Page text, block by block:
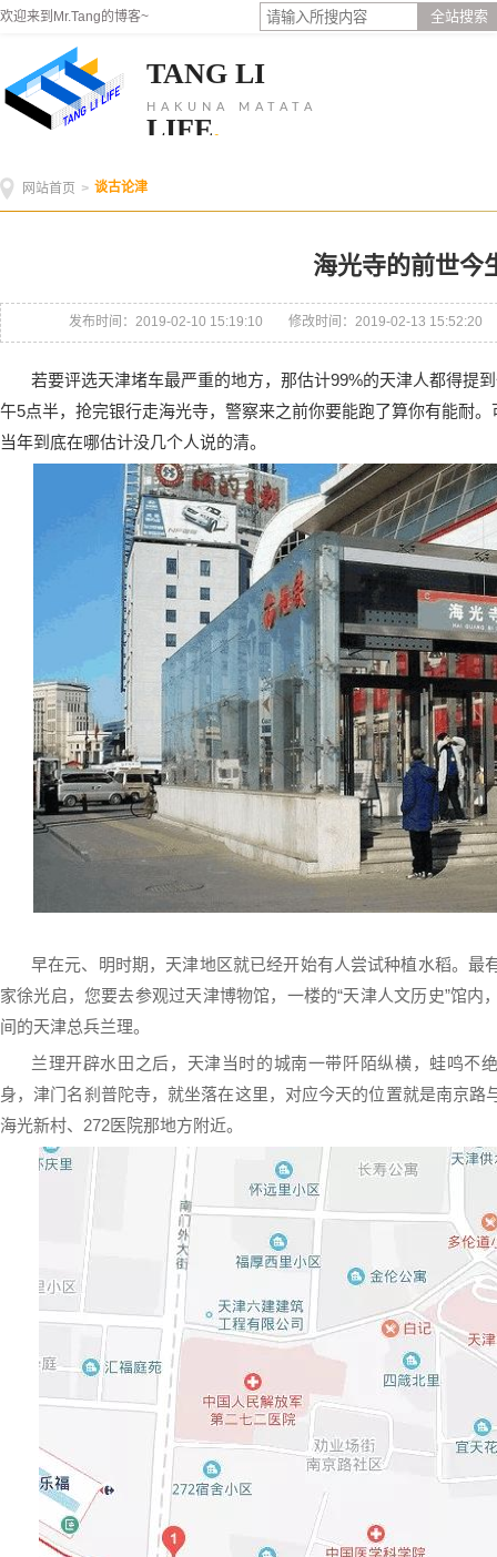
欢迎来到Mr.Tang的博客~ 全站搜索
TANG LI
LIFE.
HAKUNA MATATA
网站首页 > 谈古论津
海光寺的前世今
发布时间：2019-02-10 15:19:10 修改时间：2019-02-13 15:52:20
若要评选天津堵车最严重的地方，那估计99%的天津人都得提
午5点半，抢完银行走海光寺，警察来之前你要能跑了算你有能耐
当年到底在哪估计没几个人说的清。
早在元、明时期，天津地区就已经开始有人尝试种植水稻。最
家徐光启，您要去参观过天津博物馆，一楼的“天津人文历史”馆
间的天津总兵兰理。
兰理开辟水田之后，天津当时的城南一带阡陌纵横，蛙鸣不
身，津门名刹普陀寺，就坐落在这里，对应今天的位置就是南京路
海光新村、272医院那地方附近。